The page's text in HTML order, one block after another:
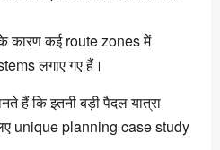
कारण कई route zones में
लगाए गए हैं।
हैं कि इतनी बड़ी पैदल यात्रा
unique planning case study